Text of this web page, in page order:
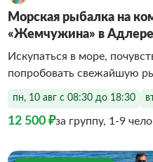
Морская рыбалка на
«Жемчужина» в Адлере
Искупаться в море,
попробовать свежайшую
пн, 10 авг с 08:30 до 18:30
12 500 ₽за группу, 1-9